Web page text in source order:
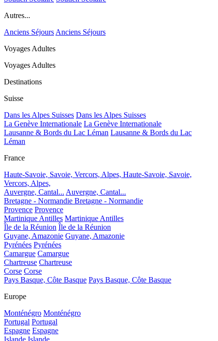
Autres...
Anciens Séjours Anciens Séjours
Voyages Adultes
Voyages Adultes
Destinations
Suisse
Dans les Alpes Suisses Dans les Alpes Suisses
La Genève Internationale La Genève Internationale
Lausanne & Bords du Lac Léman Lausanne & Bords du Lac
Léman
France
Haute-Savoie, Savoie, Vercors, Alpes, Haute-Savoie, Savoie,
Vercors, Alpes,
Auvergne, Cantal... Auvergne, Cantal...
Bretagne - Normandie Bretagne - Normandie
Provence Provence
Martinique Antilles Martinique Antilles
Île de la Réunion Île de la Réunion
Guyane, Amazonie Guyane, Amazonie
Pyrénées Pyrénées
Camargue Camargue
Chartreuse Chartreuse
Corse Corse
Pays Basque, Côte Basque Pays Basque, Côte Basque
Europe
Monténégro Monténégro
Portugal Portugal
Espagne Espagne
Islande Islande